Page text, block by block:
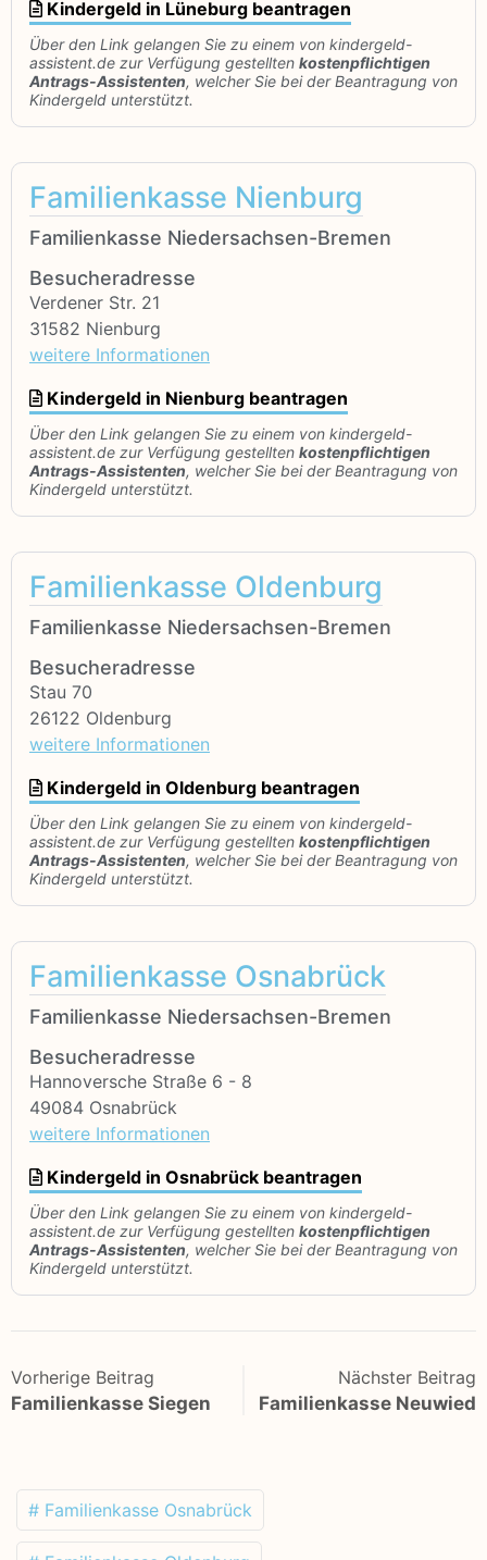
Kindergeld in Lüneburg beantragen
Über den Link gelangen Sie zu einem von kindergeld-
assistent.de zur Verfügung gestellten kostenpflichtigen
Antrags-Assistenten, welcher Sie bei der Beantragung von
Kindergeld unterstützt.
Familienkasse Nienburg
Familienkasse Niedersachsen-Bremen
Besucheradresse
Verdener Str. 21
31582 Nienburg
weitere Informationen
Kindergeld in Nienburg beantragen
Über den Link gelangen Sie zu einem von kindergeld-
assistent.de zur Verfügung gestellten kostenpflichtigen
Antrags-Assistenten, welcher Sie bei der Beantragung von
Kindergeld unterstützt.
Familienkasse Oldenburg
Familienkasse Niedersachsen-Bremen
Besucheradresse
Stau 70
26122 Oldenburg
weitere Informationen
Kindergeld in Oldenburg beantragen
Über den Link gelangen Sie zu einem von kindergeld-
assistent.de zur Verfügung gestellten kostenpflichtigen
Antrags-Assistenten, welcher Sie bei der Beantragung von
Kindergeld unterstützt.
Familienkasse Osnabrück
Familienkasse Niedersachsen-Bremen
Besucheradresse
Hannoversche Straße 6 - 8
49084 Osnabrück
weitere Informationen
Kindergeld in Osnabrück beantragen
Über den Link gelangen Sie zu einem von kindergeld-
assistent.de zur Verfügung gestellten kostenpflichtigen
Antrags-Assistenten, welcher Sie bei der Beantragung von
Kindergeld unterstützt.
Vorherige Beitrag
Familienkasse Siegen
Nächster Beitrag
Familienkasse Neuwied
# Familienkasse Osnabrück